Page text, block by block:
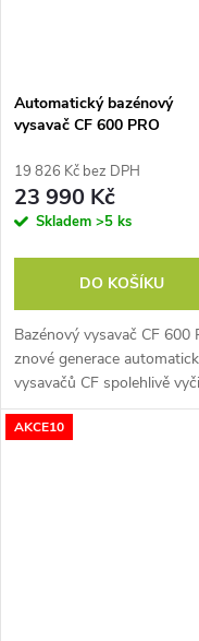
Automatický bazénový
vysavač CF 600 PRO
19 826 Kč bez DPH
23 990 Kč
Skladem >5 ks
DO KOŠÍKU
Bazénový vysavač CF 600
znové generace
vysavačů CF spolehlivě
dno i stěny a vodní linku
typů bazénů s plochou do
AKCE10